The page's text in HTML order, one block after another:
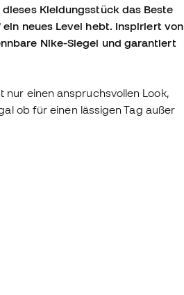
Kleidungsstück das Beste
neues Level hebt. Inspiriert von
Nike-Siegel und garantiert
nur einen anspruchsvollen Look,
ob für einen lässigen Tag außer